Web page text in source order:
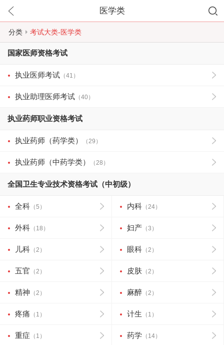
医学类
分类 考试大类-医学类
国家医师资格考试
执业医师考试 （41）
执业助理医师考试 （40）
执业药师职业资格考试
执业药师（药学类） （29）
执业药师（中药学类） （28）
全国卫生专业技术资格考试（中初级）
全科 （5） 内科 （24）
外科 （18） 妇产 （3）
儿科 （2） 眼科 （2）
五官 （2） 皮肤 （2）
精神 （2） 麻醉 （2）
疼痛 （1） 计生 （1）
重症 （1） 药学 （14）